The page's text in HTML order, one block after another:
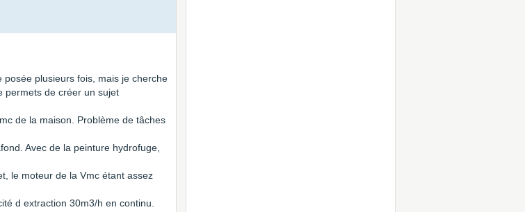
plusieurs fois, mais je cherche
permets de créer un sujet
de la maison. Problème de tâches
Avec de la peinture hydrofuge,
le moteur de la Vmc étant assez
d extraction 30m3/h en continu.